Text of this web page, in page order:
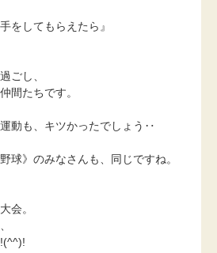
をしてもらえたら』
ごし、
間たちです。
動も、キツかったでしょう‥
球》のみなさんも、同じですね。
会。